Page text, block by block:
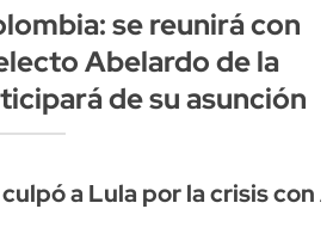
se reunirá con
Abelardo de la
de su asunción
a Lula por la crisis con